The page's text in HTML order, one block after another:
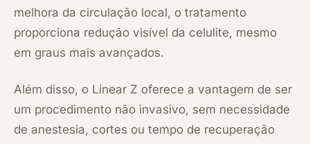
melhora da circulação local, o tratamento
proporciona redução visível da celulite, mesmo
em graus mais avançados.
Além disso, o Linear Z oferece a vantagem de ser
um procedimento não invasivo, sem necessidade
de anestesia, cortes ou tempo de recuperação